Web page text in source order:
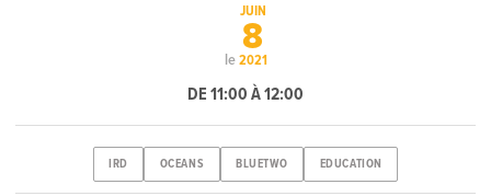
le
JUIN
8
2021
DE 11:00 À 12:00
IRD OCEANS BLUETWO EDUCATION